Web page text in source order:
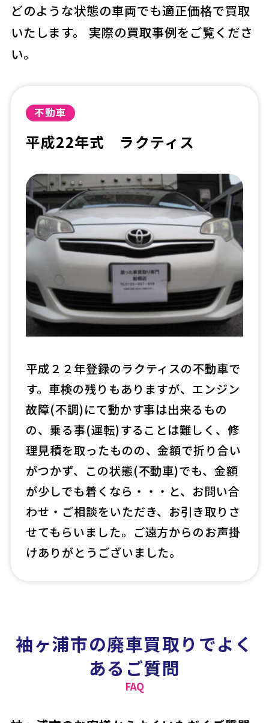
どのような状態の車両でも適正価格で買取
いたします。 実際の買取事例をご覧くださ
い。
不動車
平成22年式 ラクティス
平成２２年登録のラクティスの不動車で
す。車検の残りもありますが、エンジン
故障(不調)にて動かす事は出来るもの
の、乗る事(運転)することは難しく、修
理見積を取ったものの、金額で折り合い
がつかず、この状態(不動車)でも、金額
が少しでも着くなら・・・と、お問い合
わせ・ご相談をいただき、お引き取りさ
せてもらいました。ご遠方からのお声掛
けありがとうございました。
袖ヶ浦市の廃車買取りでよく
あるご質問
FAQ